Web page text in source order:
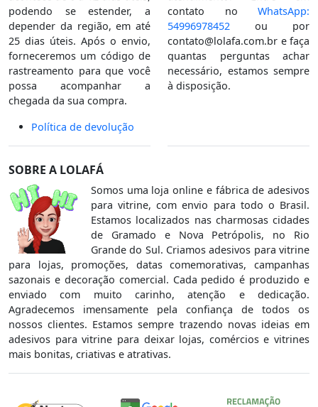
podendo se estender, a
depender da região, em até
25 dias úteis. Após o envio,
forneceremos um código de
rastreamento para que você
possa acompanhar a
chegada da sua compra.
Política de devolução
contato no WhatsApp:
54996978452 ou por
contato@lolafa.com.br e faça
quantas perguntas achar
necessário, estamos sempre
à disposição.
SOBRE A LOLAFÁ
Somos uma loja online e fábrica de adesivos
para vitrine, com envio para todo o Brasil.
Estamos localizados nas charmosas cidades
de Gramado e Nova Petrópolis, no Rio
Grande do Sul. Criamos adesivos para vitrine
para lojas, promoções, datas comemorativas, campanhas
sazonais e decoração comercial. Cada pedido é produzido e
enviado com muito carinho, atenção e dedicação.
Agradecemos imensamente pela confiança de todos os
nossos clientes. Estamos sempre trazendo novas ideias em
adesivos para vitrine para deixar lojas, comércios e vitrines
mais bonitas, criativas e atrativas.